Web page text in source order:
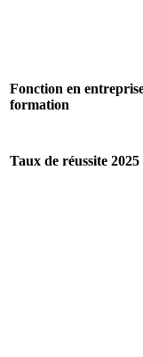
Fonction en
formation
Taux de réussite 2025